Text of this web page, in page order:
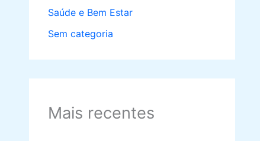
Saúde e Bem Estar
Sem categoria
Mais recentes